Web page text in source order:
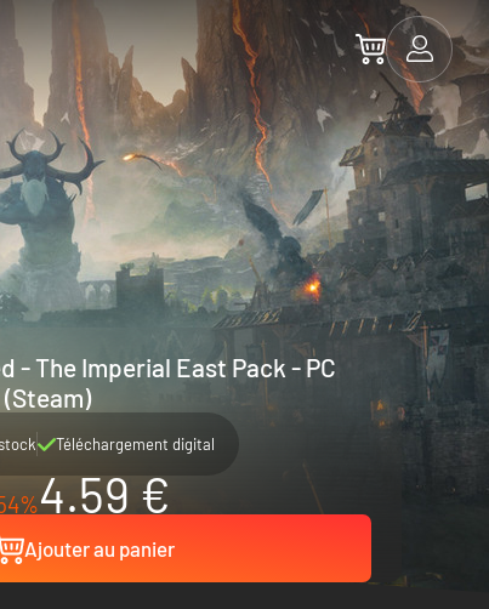
- The Imperial East Pack - PC
(Steam)
Téléchargement digital
4.59 €
Ajouter au panier